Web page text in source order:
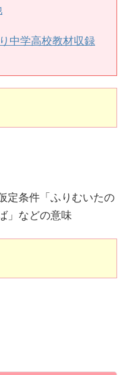
中学高校教材収録
定条件「ふりむいたの
」などの意味